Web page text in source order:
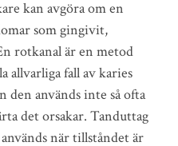
kan avgöra om en
som gingivit,
rotkanal är en metod
allvarliga fall av karies
den används inte så ofta
det orsakar. Tanduttag
när tillståndet är